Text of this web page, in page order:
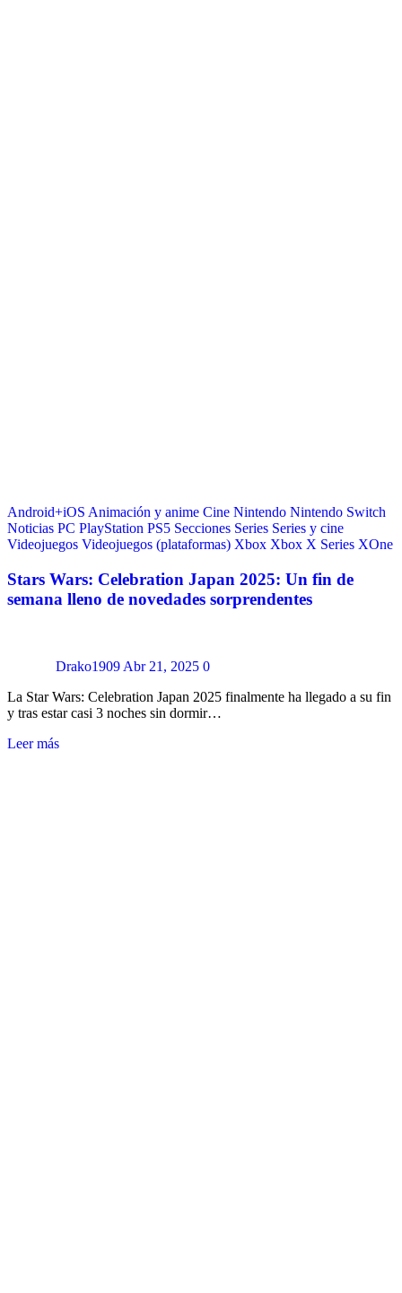
Android+iOS Animación y anime Cine Nintendo Nintendo Switch
Noticias PC PlayStation PS5 Secciones Series Series y cine
Videojuegos Videojuegos (plataformas) Xbox Xbox X Series XOne
Stars Wars: Celebration Japan 2025: Un fin de
semana lleno de novedades sorprendentes
Drako1909 Abr 21, 2025 0
La Star Wars: Celebration Japan 2025 finalmente ha llegado a su fin
y tras estar casi 3 noches sin dormir…
Leer más